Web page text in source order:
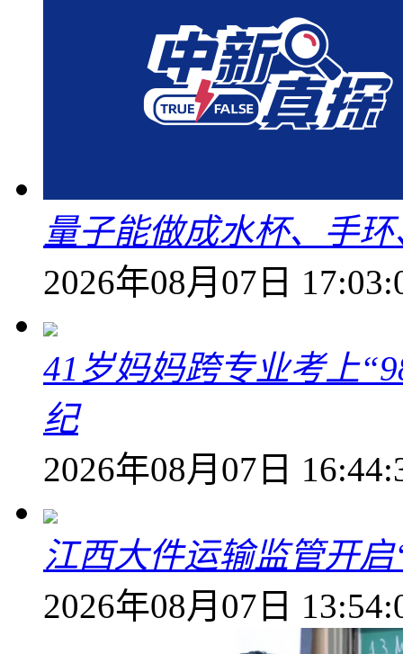
量子能做成水杯、手
2026年08月07日
41岁妈妈跨专业考上
纪
2026年08月07日
江西大件运输监管开
2026年08月07日